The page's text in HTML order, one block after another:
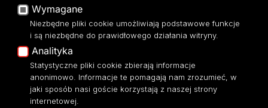
Portal Pracowniczy
Baza Aktów Własnych
Platforma e-learningowa
Moodle
Eksperci UŁ
Polityka Prywatności
Dostępność
Dostępność
Polityka prywatności
Wymagane
Niezbędne pliki cookie umożliwiają podstawowe funkcje
i są niezbędne do prawidłowego działania witryny.
Analityka
Statystyczne pliki cookie zbierają informacje
anonimowo. Informacje te pomagają nam zrozumieć, w
jaki sposób nasi goście korzystają z naszej strony
internetowej.